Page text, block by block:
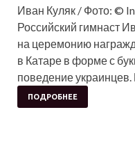
Иван Куляк / Фото: ©
Российский гимнаст
на церемонию
в Катаре в форме с
поведение
ПОДРОБНЕЕ